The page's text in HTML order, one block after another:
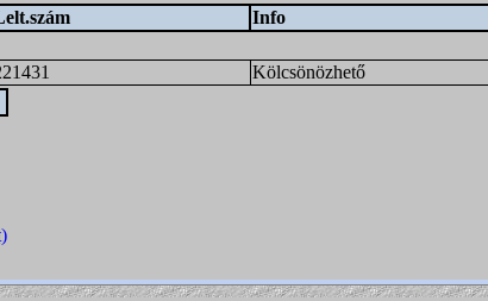
Info
Kölcsönözhető